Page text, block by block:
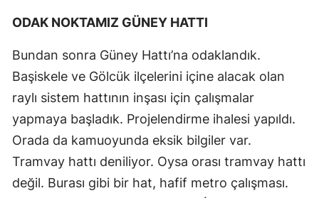
ODAK NOKTAMIZ GÜNEY HATTI
Bundan sonra Güney Hattı’na odaklandık.
Başiskele ve Gölcük ilçelerini içine alacak olan
raylı sistem hattının inşası için çalışmalar
yapmaya başladık. Projelendirme ihalesi yapıldı.
Orada da kamuoyunda eksik bilgiler var.
Tramvay hattı deniliyor. Oysa orası tramvay hattı
değil. Burası gibi bir hat, hafif metro çalışması.